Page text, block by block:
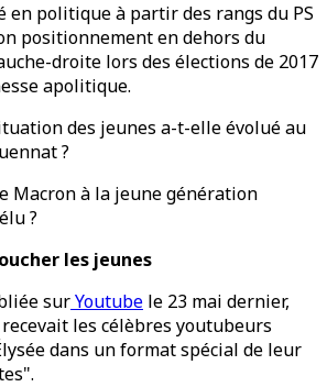
politique à partir des rangs du PS
positionnement en dehors du
droite lors des élections de 2017
apolitique.
des jeunes a-t-elle évolué au
?
Macron à la jeune génération
?
les jeunes
surYoutube le 23 mai dernier,
les célèbres youtubeurs
dans un format spécial de leur